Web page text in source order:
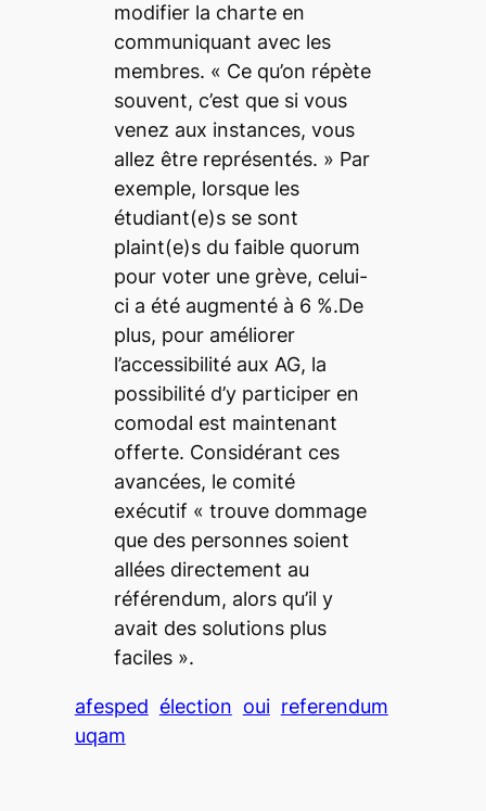
modifier la charte en
communiquant avec les
membres. « Ce qu’on répète
souvent, c’est que si vous
venez aux instances, vous
allez être représentés. » Par
exemple, lorsque les
étudiant(e)s se sont
plaint(e)s du faible quorum
pour voter une grève, celui-
ci a été augmenté à 6 %.De
plus, pour améliorer
l’accessibilité aux AG, la
possibilité d’y participer en
comodal est maintenant
offerte. Considérant ces
avancées, le comité
exécutif « trouve dommage
que des personnes soient
allées directement au
référendum, alors qu’il y
avait des solutions plus
faciles ».
afesped élection oui referendum
uqam